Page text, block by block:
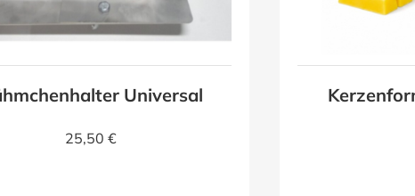
Universal
25,50 €